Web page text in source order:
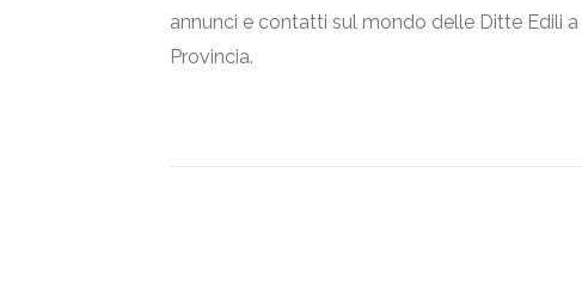
annunci e contatti sul mondo delle Ditte Edili
Provincia.